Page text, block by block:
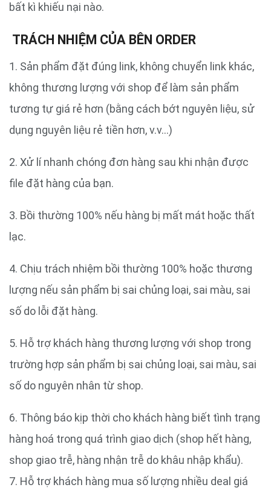
bất kì khiếu nại nào.
TRÁCH NHIỆM CỦA BÊN ORDER
1. Sản phẩm đặt đúng link, không chuyển link khác,
không thương lượng với shop để làm sản phẩm
tương tự giá rẻ hơn (bằng cách bớt nguyên liệu, sử
dụng nguyên liệu rẻ tiền hơn, v.v…)
2. Xử lí nhanh chóng đơn hàng sau khi nhận được
file đặt hàng của bạn.
3. Bồi thường 100% nếu hàng bị mất mát hoặc thất
lạc.
4. Chịu trách nhiệm bồi thường 100% hoặc thương
lượng nếu sản phẩm bị sai chủng loại, sai màu, sai
số do lỗi đặt hàng.
5. Hỗ trợ khách hàng thương lượng với shop trong
trường hợp sản phẩm bị sai chủng loại, sai màu, sai
số do nguyên nhân từ shop.
6. Thông báo kịp thời cho khách hàng biết tình trạng
hàng hoá trong quá trình giao dịch (shop hết hàng,
shop giao trễ, hàng nhận trễ do khâu nhập khẩu).
7. Hỗ trợ khách hàng mua số lượng nhiều deal giá